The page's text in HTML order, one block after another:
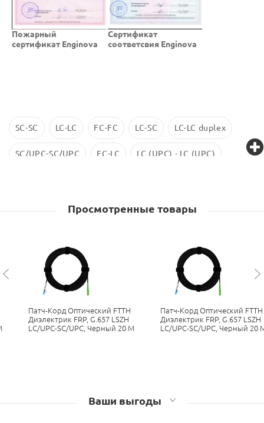
Пожарный
сертификат Enginova
Cертификат
соответсвия Enginova
SC-SC LC-LC FC-FC LC-SC LC-LC duplex
SC/UPC-SC/UPC FC-LC LC (UPC) - LC (UPC)
Просмотренные товары
Патч-Корд Оптический FTTH
Диэлектрик FRP, G.657 LSZH
LC/UPC-SC/UPC, Черный 20 М
Патч-Корд Оптический FTTH
Диэлектрик FRP, G.657 LSZH
LC/UPC-SC/UPC, Черный 20
Ваши выгоды